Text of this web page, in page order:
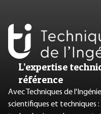
L’expertise
référence
Avec Techniques de
scientifiques et techniques :